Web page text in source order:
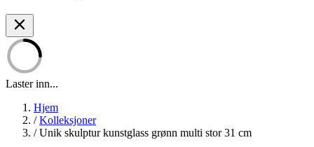
Laster inn...
Hjem
/ Kolleksjoner
/ Unik skulptur kunstglass grønn multi stor 31 cm